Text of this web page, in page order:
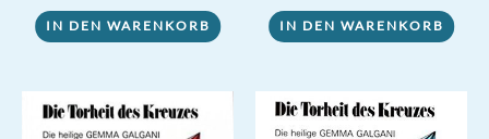
IN DEN WARENKORB IN DEN WARENKORB